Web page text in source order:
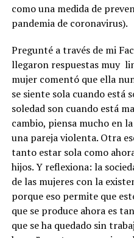
como una medida de
pandemia de coronavirus).
Pregunté a través de mi
llegaron respuestas muy
mujer comentó que ella
se siente sola cuando está
soledad son cuando está
cambio, piensa mucho en
una pareja violenta. Otra
tanto estar sola como
hijos. Y reflexiona: la
de las mujeres con la
porque eso permite que
que se produce ahora es
que se ha quedado sin